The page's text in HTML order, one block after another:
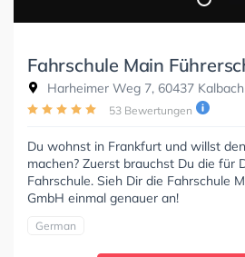
Fahrschule Main
Harheimer Weg 7, 60437 Kalbach
53 Bewertungen
Du wohnst in Frankfurt und willst
machen? Zuerst brauchst Du die für
Fahrschule. Sieh Dir die Fahrschule
GmbH einmal genauer an!
German